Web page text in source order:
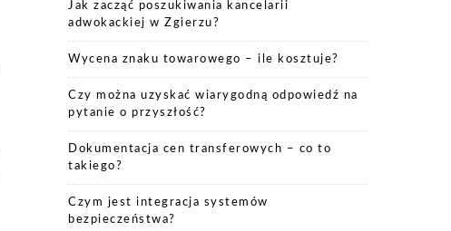
Jak zacząć poszukiwania kancelarii
adwokackiej w Zgierzu?
Wycena znaku towarowego – ile kosztuje?
Czy można uzyskać wiarygodną odpowiedź na
pytanie o przyszłość?
Dokumentacja cen transferowych – co to
takiego?
Czym jest integracja systemów
bezpieczeństwa?